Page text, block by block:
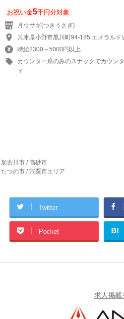
お祝い金5千円分対象
月ウサギ(つきうさぎ)
兵庫県小野市黒川町94-185 エメラルド
時給2300～5000円以上
カウンター席のみのスナックでカウン
ィ
加古川市 / 高砂市
たつの市 / 宍粟市エリア
Twitter
Pocket B!
求人掲載